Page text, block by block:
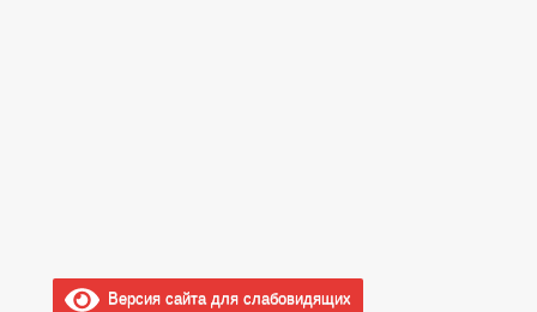
Версия сайта для слабовидящих